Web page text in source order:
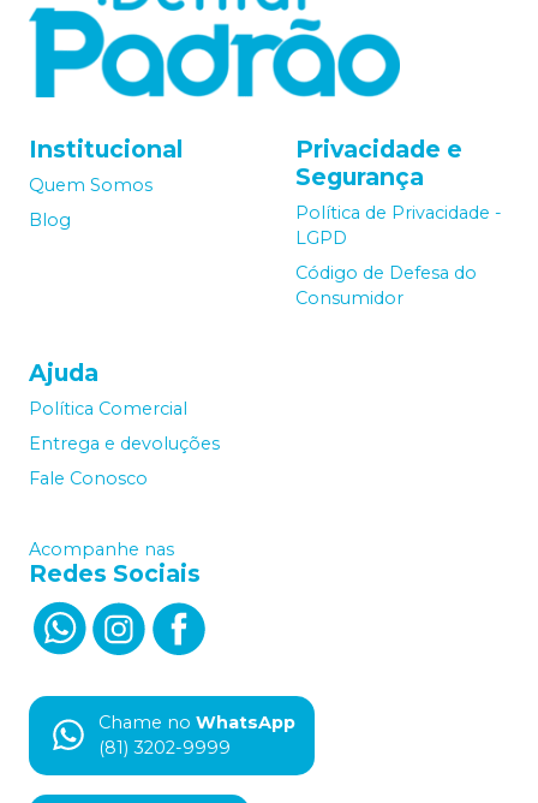
Institucional
Quem Somos
Blog
Privacidade e
Segurança
Política de Privacidade -
LGPD
Código de Defesa do
Consumidor
Ajuda
Política Comercial
Entrega e devoluções
Fale Conosco
Acompanhe nas
Redes Sociais
Chame no WhatsApp
(81) 3202-9999